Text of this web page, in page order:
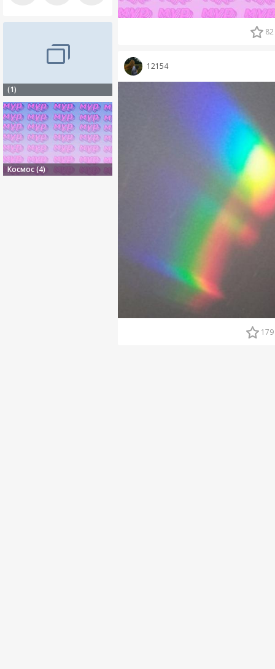
(1)
Космос (4)
82
12154
179